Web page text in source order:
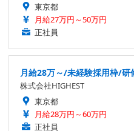
東京都
月給27万円～50万円
正社員
月給28万～/未経験採用枠/
株式会社HIGHEST
東京都
月給28万円～60万円
正社員